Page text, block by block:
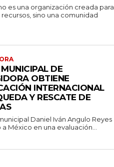
es una organización creada para
sino una comunidad
DE
OBTIENE
INTERNACIONAL
Y RESCATE DE
Daniel Iván Angulo Reyes
México en una evaluación...